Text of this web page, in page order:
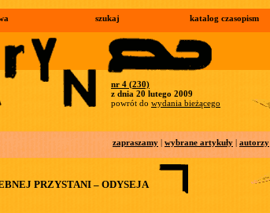
szukaj katalog czasopism
nr 4 (230)
z dnia 20 lutego 2009
powrót do wydania bieżącego
zapraszamy | wybrane artykuły | autorzy
PRZYSTANI – ODYSEJA